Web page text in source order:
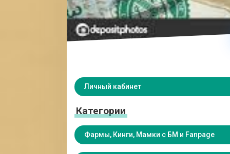
Личный кабинет
Категории
Фармы, Кинги, Мамки с БМ и Fanpage